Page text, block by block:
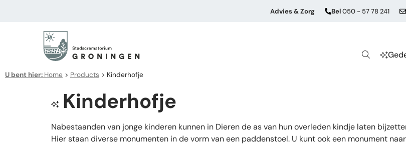
Advies & Zorg Bel050 - 57 78 241
U bent hier: Home > Products > Kinderhofje
Kinderhofje
Nabestaanden van jonge kinderen kunnen in Dieren de as van hun overleden kindje laten
Hier staan diverse monumenten in de vorm van een paddenstoel. U kunt ook een monument